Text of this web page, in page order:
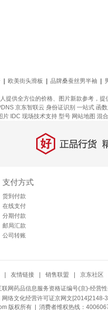
欧美街头滑板 品牌桑蚕丝男半袖
供全方位的价格、图片新款参考，提
京东智联云 身份证识别 一站式 函
片 IDC 现场技术支持 型号 网站地图 混
好 正品行货，精
支付方式
货到付款
在线支付
分期付款
邮局汇款
公司转账
友情链接 销售联盟 京东社区
联网药品信息服务资格证编号(京)-经营
网络文化经营许可证京网文[2014]2148-
版权所有 | 消费者维权热线：